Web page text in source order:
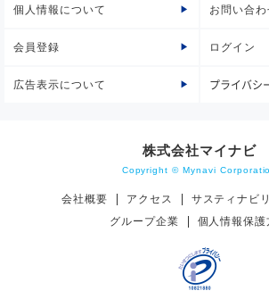
個人情報について お問い合わ
会員登録 ログイン
広告表示について プライバシ
株式会社マイナビ
Copyright © Mynavi
会社概要 アクセス サスティナビ
グループ企業
個人情報保護